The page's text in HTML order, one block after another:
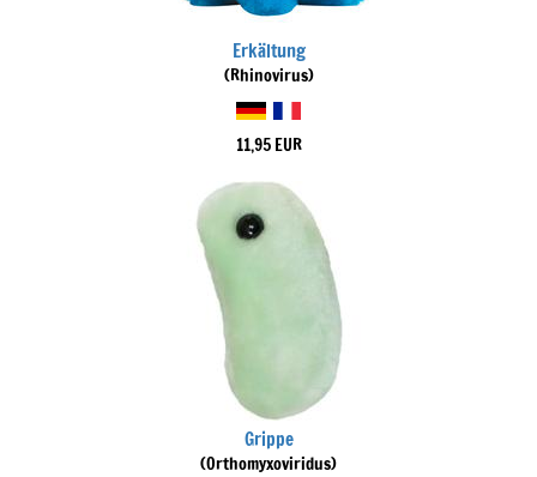
Erkältung
(Rhinovirus)
11,95 EUR
Grippe
(Orthomyxoviridus)